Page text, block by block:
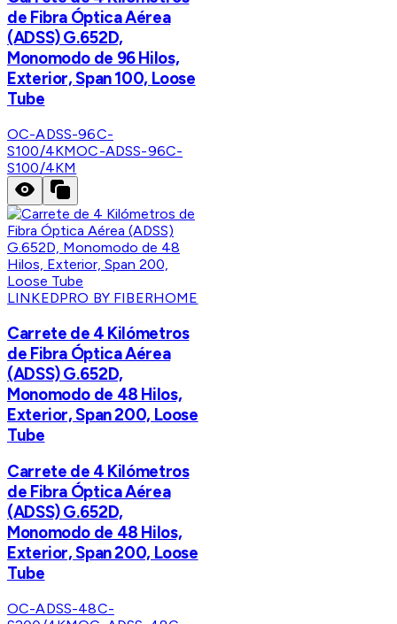
de Fibra Óptica Aérea
(ADSS) G.652D,
Monomodo de 96 Hilos,
Exterior, Span 100, Loose
Tube
OC-ADSS-96C-
S100/4KMOC-ADSS-96C-
S100/4KM
LINKEDPRO BY FIBERHOME
Carrete de 4 Kilómetros
de Fibra Óptica Aérea
(ADSS) G.652D,
Monomodo de 48 Hilos,
Exterior, Span 200, Loose
Tube
Carrete de 4 Kilómetros
de Fibra Óptica Aérea
(ADSS) G.652D,
Monomodo de 48 Hilos,
Exterior, Span 200, Loose
Tube
OC-ADSS-48C-